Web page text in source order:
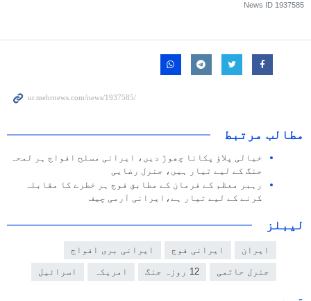
News ID 1937585
مطالب مرتبط
خیالی پلاؤ پکانا چھوڑ دیں، ایرانی مسلح افواج ہر لمحہ
جنگ کے لیے تیار ہیں، جنرل رضایی
رہبر معظم کے فرمان کے مطابق فوج ہر خطرے کا مقابلہ
کرنے کے لیے تیار ہے،ایرانی آرمی چیف
لیبلز
ایران ایرانی فوج ایرانی بری افواج
جنرل حاتمی 12 روزہ جنگ امریکہ اسرائیل